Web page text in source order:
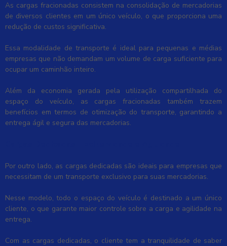
As cargas fracionadas consistem na consolidação de mercadorias
de diversos clientes em um único veículo, o que proporciona uma
redução de custos significativa.
Essa modalidade de transporte é ideal para pequenas e médias
empresas que não demandam um volume de carga suficiente para
ocupar um caminhão inteiro.
Além da economia gerada pela utilização compartilhada do
espaço do veículo, as cargas fracionadas também trazem
benefícios em termos de otimização do transporte, garantindo a
entrega ágil e segura das mercadorias.
Por outro lado, as cargas dedicadas são ideais para empresas que
necessitam de um transporte exclusivo para suas mercadorias.
Nesse modelo, todo o espaço do veículo é destinado a um único
cliente, o que garante maior controle sobre a carga e agilidade na
entrega.
Com as cargas dedicadas, o cliente tem a tranquilidade de saber